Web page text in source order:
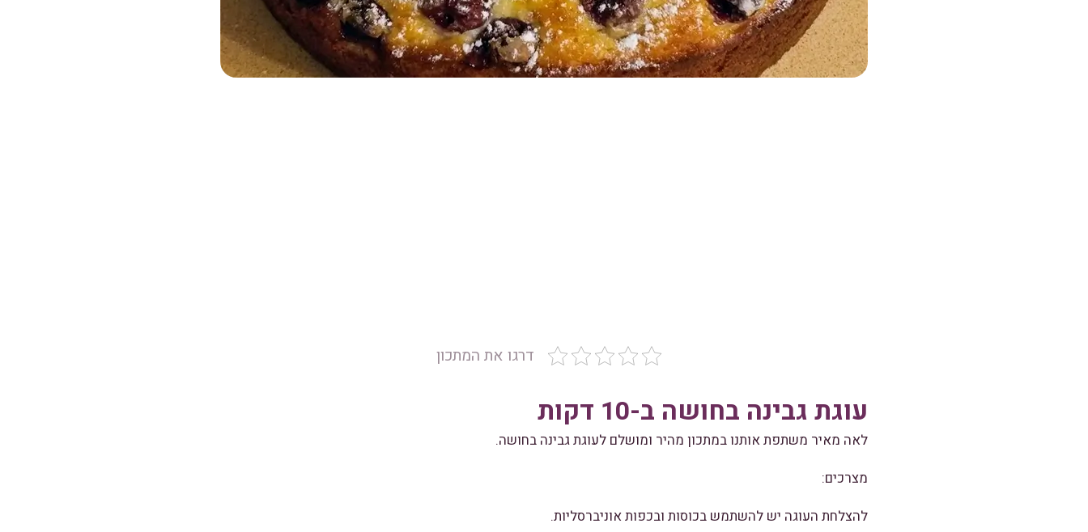
דרגו את המתכון
עוגת גבינה בחושה ב-10 דקות
לאה מאיר משתפת אותנו במתכון מהיר ומושלם לעוגת גבינה בחושה.
מצרכים:
להצלחת העוגה יש להשתמש בכוסות ובכפות אוניברסליות.